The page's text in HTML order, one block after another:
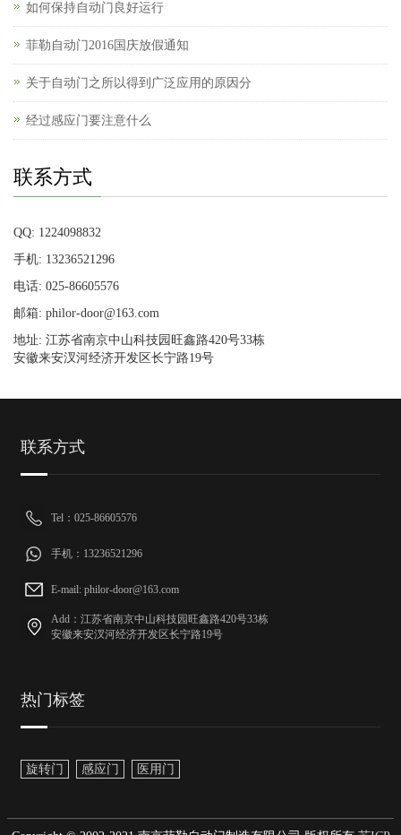
如何保持自动门良好运行
菲勒自动门2016国庆放假通知
关于自动门之所以得到广泛应用的原因分
经过感应门要注意什么
联系方式
QQ: 1224098832
手机: 13236521296
电话: 025-86605576
邮箱: philor-door@163.com
地址: 江苏省南京中山科技园旺鑫路420号33栋
安徽来安汊河经济开发区长宁路19号
联系方式
Tel：025-86605576
手机：13236521296
E-mail: philor-door@163.com
Add：江苏省南京中山科技园旺鑫路420号33栋
安徽来安汊河经济开发区长宁路19号
热门标签
旋转门 感应门 医用门